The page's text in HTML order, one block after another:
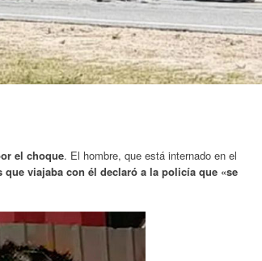
el choque. El hombre, que está internado en el
que viajaba con él declaró a la policía que «se